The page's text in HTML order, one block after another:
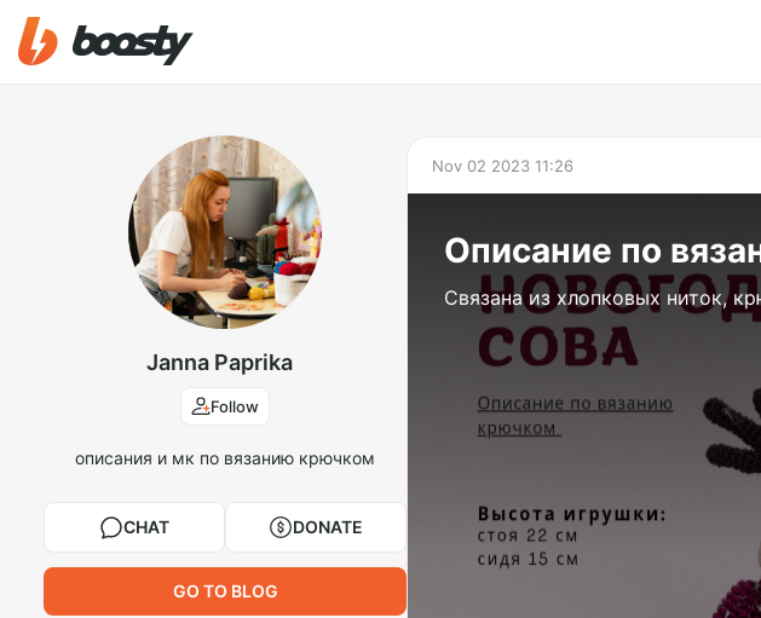
Janna Paprika
Follow
описания и мк по вязанию крючком
CHAT DONATE
GO TO BLOG
Nov 02 2023 11:26
Описание по
Связана из хлопковых ниток,